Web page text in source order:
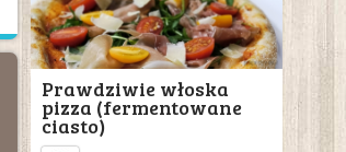
Prawdziwie włoska
pizza (fermentowane
ciasto)